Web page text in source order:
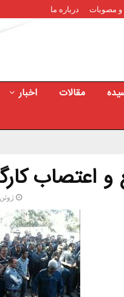
و مصوبات درباره ما
مقالات اخبار
اعتصاب
ژوئن 23, 2026